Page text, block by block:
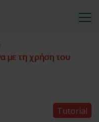
με τη χρήση του
Tutorial